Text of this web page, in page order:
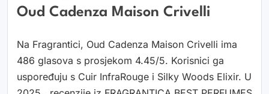
Oud Cadenza Maison Crivelli
Na Fragrantici, Oud Cadenza Maison Crivelli ima
486 glasova s prosjekom 4.45/5. Korisnici ga
uspoređuju s Cuir InfraRouge i Silky Woods Elixir. U